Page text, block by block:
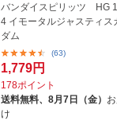
バンダイスピリッツ HG
4 イモータルジャスティス
ダム
(63)
1,779円
178ポイント
送料無料、 8月7日（金）
け